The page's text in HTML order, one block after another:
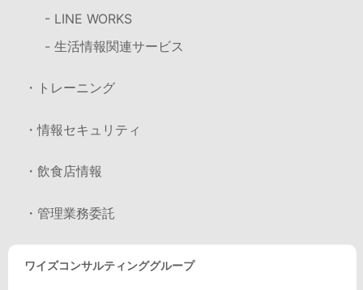
- LINE WORKS
- 生活情報関連サービス
・トレーニング
・情報セキュリティ
・飲食店情報
・管理業務委託
ワイズコンサルティンググループ